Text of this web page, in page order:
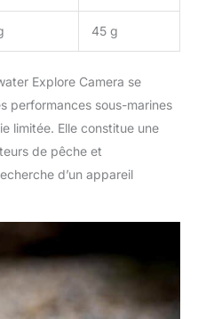
45 g
Explore Camera se
performances sous-marines
limitée. Elle constitue une
de pêche et
d’un appareil